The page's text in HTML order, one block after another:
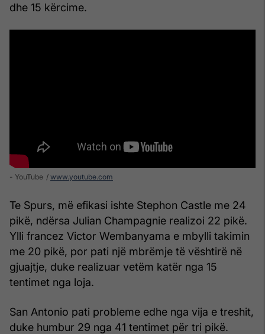
dhe 15 kërcime.
- YouTube www.youtube.com
Te Spurs, më efikasi ishte Stephon Castle me 24
pikë, ndërsa Julian Champagnie realizoi 22 pikë.
Ylli francez Victor Wembanyama e mbylli takimin
me 20 pikë, por pati një mbrëmje të vështirë në
gjuajtje, duke realizuar vetëm katër nga 15
tentimet nga loja.
San Antonio pati probleme edhe nga vija e treshit,
duke humbur 29 nga 41 tentimet për tri pikë.